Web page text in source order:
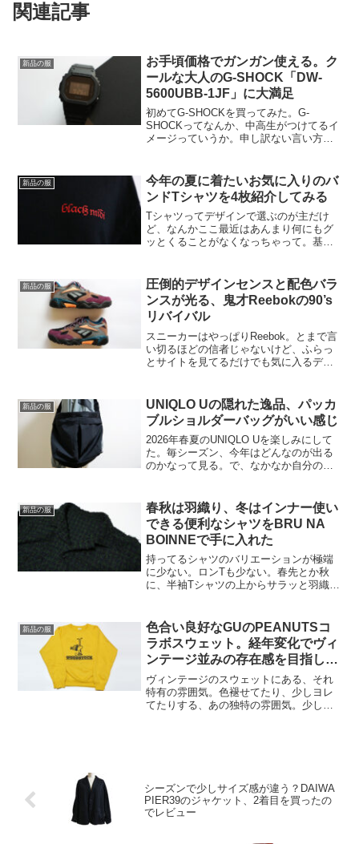
関連記事
新品の服
お手頃価格でガンガン使える。ク
ールな大人のG-SHOCK「DW-
5600UBB-1JF」に大満足
初めてG-SHOCKを買ってみた。G-
SHOCKってなんか、中高生がつけてるイ
メージっていうか。申し訳ない言い方に
は、誰でも買えるくらい財布に優しい良
心的な価格帯ってこ...
新品の服
今年の夏に着たいお気に入りのバ
ンドTシャツを4枚紹介してみる
Tシャツってデザインで選ぶのが主だけ
ど、なんかここ最近はあんまり何にもグ
ッとくることがなくなっちゃって。基本
ルエットや生地の違いもあるけど、それ
以外だとプリントがディテ...
新品の服
圧倒的デザインセンスと配色バラ
ンスが光る、鬼才Reebokの90’s
リバイバル
スニーカーはやっぱりReebok。とまで言
い切るほどの信者じゃないけど、ふらっ
とサイトを見てるだけでも気に入るデザ
ンを配ってたりするから結構お得で。そ
れに釣られて「何か...
新品の服
UNIQLO Uの隠れた逸品、パッカ
ブルショルダーバッグがいい感じ
2026年春夏のUNIQLO Uを楽しみにして
た。毎シーズン、今年はどんなのが出る
のかなって見る。で、なかなか自分のス
力を入れてるUNIQLO U。というか最近
はU...
新品の服
春秋は羽織り、冬はインナー使い
できる便利なシャツをBRU NA
BOINNEで手に入れた
持ってるシャツのバリエーションが極端
に少ない。ロンTも少ない。春先とか秋
に、半袖Tシャツの上からサラッと羽織っ
れるようなそれがもっと欲しい。毎年秋
冬になると、なんでこん...
新品の服
色合い良好なGUのPEANUTSコ
ラボスウェット。経年変化でヴィ
ンテージ並みの存在感を目指した
い
ヴィンテージのスウェットにある、それ
特有の雰囲気。色褪せてたり、少しヨレ
てたりする、あの独特の雰囲気。少し前
シーズンで少しサイズ感が違う？DAIWA
PIER39のジャケット、2着目を買ったの
でレビュー